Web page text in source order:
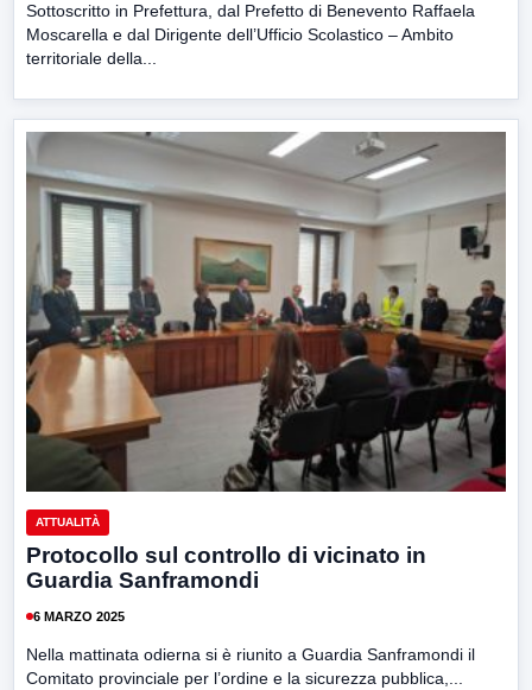
Sottoscritto in Prefettura, dal Prefetto di Benevento Raffaela
Moscarella e dal Dirigente dell’Ufficio Scolastico – Ambito
territoriale della...
ATTUALITÀ
Protocollo sul controllo di vicinato in
Guardia Sanframondi
6 MARZO 2025
Nella mattinata odierna si è riunito a Guardia Sanframondi il
Comitato provinciale per l’ordine e la sicurezza pubblica,...